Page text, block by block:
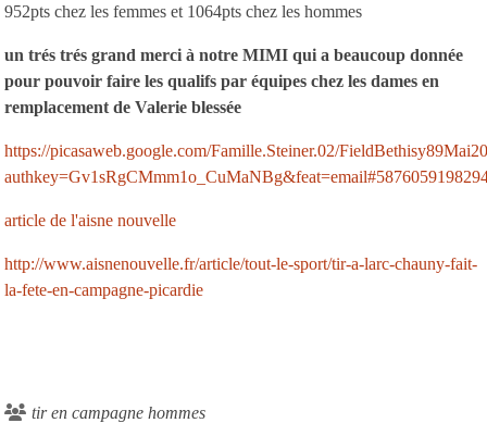
952pts chez les femmes et 1064pts chez les hommes
un trés trés grand merci à notre MIMI qui a beaucoup donnée
pour pouvoir faire les qualifs par équipes chez les dames en
remplacement de Valerie blessée
https://picasaweb.google.com/Famille.Steiner.02/
article de l'aisne nouvelle
http://www.aisnenouvelle.fr/article/tout-le-sport/tir-a-larc-chauny-fait-
la-fete-en-campagne-picardie
tir en campagne hommes